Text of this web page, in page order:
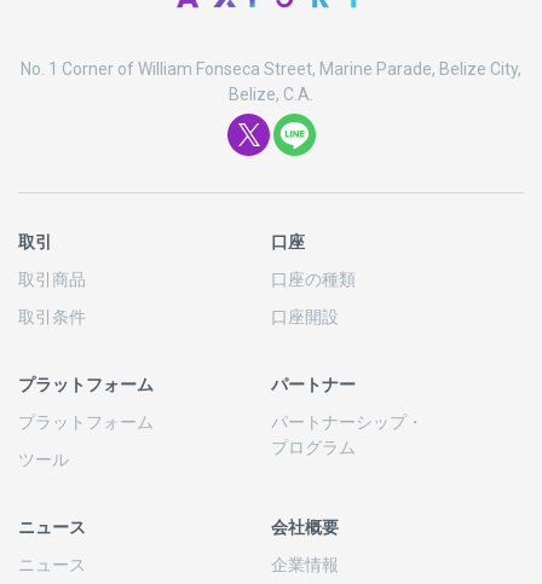
No. 1 Corner of William Fonseca Street, Marine Parade, Belize City,
Belize, C.A.
取引
取引商品
取引条件
口座
口座の種類
口座開設
プラットフォーム
プラットフォーム
ツール
パートナー
パートナーシップ・
プログラム
ニュース
ニュース
会社概要
企業情報